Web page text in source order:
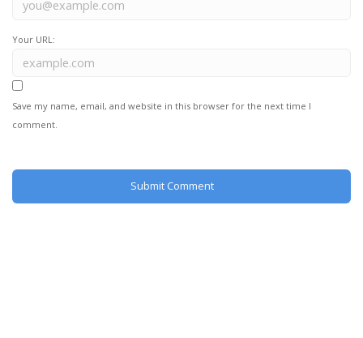
Your URL:
Save my name, email, and website in this browser for the next time I
comment.